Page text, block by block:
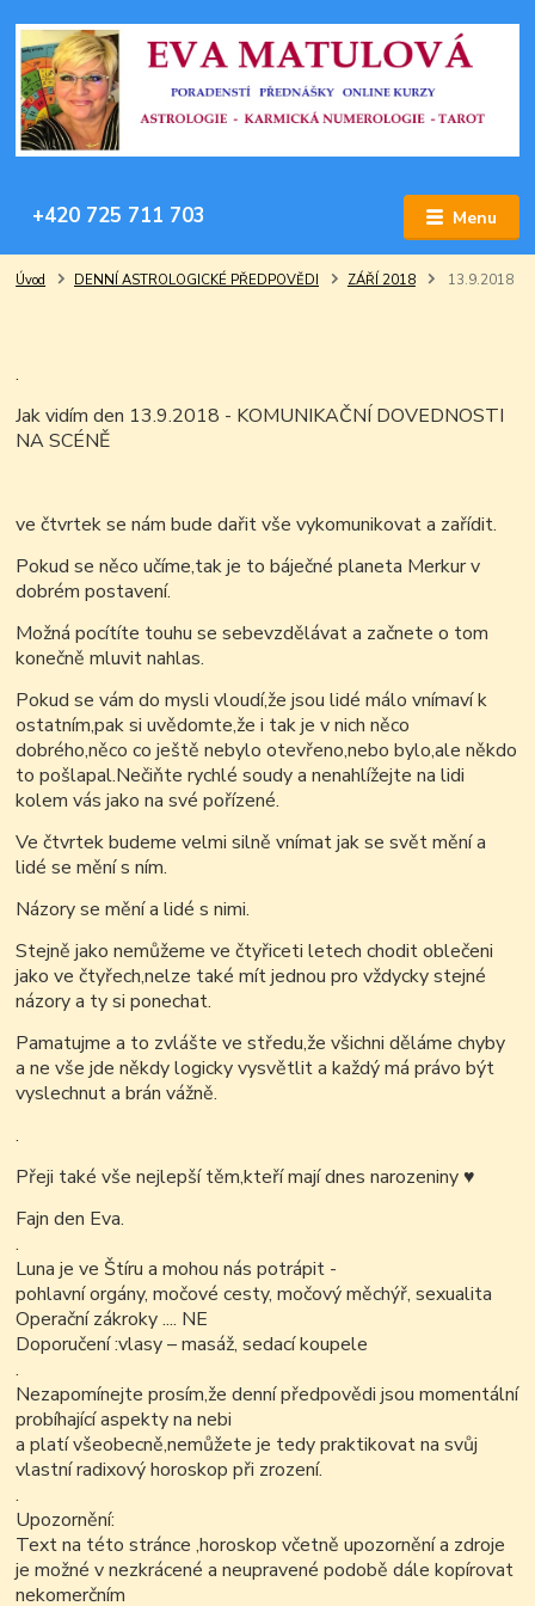
Menu
+420 725 711 703
Úvod DENNÍ ASTROLOGICKÉ PŘEDPOVĚDI ZÁŘÍ 2018 13.9.2018
.
Jak vidím den 13.9.2018 - KOMUNIKAČNÍ DOVEDNOSTI
NA SCÉNĚ
ve čtvrtek se nám bude dařit vše vykomunikovat a zařídit.
Pokud se něco učíme,tak je to báječné planeta Merkur v
dobrém postavení.
Možná pocítíte touhu se sebevzdělávat a začnete o tom
konečně mluvit nahlas.
Pokud se vám do mysli vloudí,že jsou lidé málo vnímaví k
ostatním,pak si uvědomte,že i tak je v nich něco
dobrého,něco co ještě nebylo otevřeno,nebo bylo,ale někdo
to pošlapal.Nečiňte rychlé soudy a nenahlížejte na lidi
kolem vás jako na své pořízené.
Ve čtvrtek budeme velmi silně vnímat jak se svět mění a
lidé se mění s ním.
Názory se mění a lidé s nimi.
Stejně jako nemůžeme ve čtyřiceti letech chodit oblečeni
jako ve čtyřech,nelze také mít jednou pro vždycky stejné
názory a ty si ponechat.
Pamatujme a to zvlášte ve středu,že všichni děláme chyby
a ne vše jde někdy logicky vysvětlit a každý má právo být
vyslechnut a brán vážně.
.
Přeji také vše nejlepší těm,kteří mají dnes narozeniny♥
Fajn den Eva.
.
Luna je ve Štíru a mohou nás potrápit -
pohlavní orgány, močové cesty, močový měchýř, sexualita
Operační zákroky .... NE
Doporučení :vlasy – masáž, sedací koupele
.
Nezapomínejte prosím,že denní předpovědi jsou momentální
probíhající aspekty na nebi
a platí všeobecně,nemůžete je tedy praktikovat na svůj
vlastní radixový horoskop při zrození.
.
Upozornění:
Text na této stránce ,horoskop včetně upozornění a zdroje
je možné v nezkrácené a neupravené podobě dále kopírovat
nekomerčním